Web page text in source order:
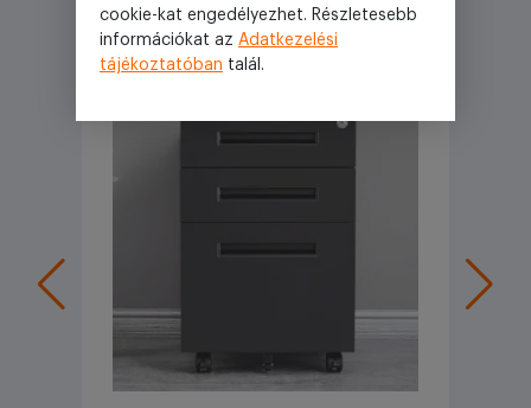
cookie-kat engedélyezhet. Részletesebb
információkat az Adatkezelési
tájékoztatóban talál.